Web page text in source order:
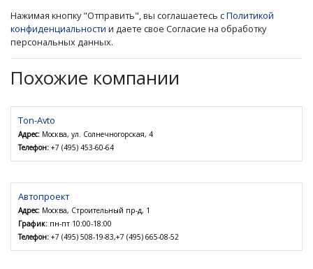
Нажимая кнопку "Отправить", вы соглашаетесь сПолитикой
конфиденциальности и даете свое Согласие на обработку
персональных данных.
Похожие компании
Ton-Avto
Адрес: Москва, ул. Солнечногорская, 4
Телефон: +7 (495) 453-60-64
Автопроект
Адрес: Москва, Строительный пр-д, 1
График: пн-пт 10:00-18:00
Телефон: +7 (495) 508-19-83,+7 (495) 665-08-52